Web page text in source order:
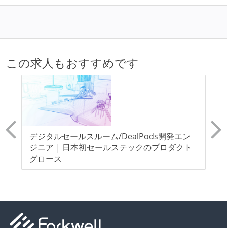
外国籍の開発メンバーがいる
開発メンバーの新卒採用を実施している
待遇・福利厚生
イベントへの業務参加やチケット負担など、会社とし
て、大規模カンファレンスへの参加を支援する制度が
ある
入社時には、各自希望のスペックの PC やディスプレ
職業安定法に対応する記載事項
受動喫煙防止措置：屋内禁煙（屋内に喫煙可能室設
この求人もおすすめです
デジタルセールスルーム/DealPods開発エン
ジニア | 日本初セールステックのプロダクト
グロース